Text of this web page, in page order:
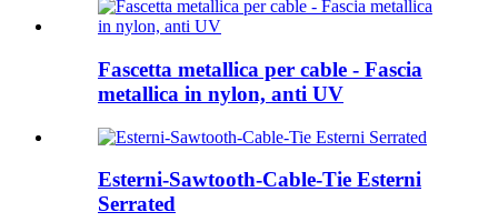
Fascetta metallica per cable - Fascia
metallica in nylon, anti UV
Esterni-Sawtooth-Cable-Tie Esterni
Serrated